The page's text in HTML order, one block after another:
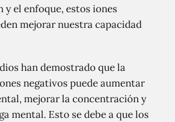
y el enfoque, estos iones
mejorar nuestra capacidad
han demostrado que la
negativos puede aumentar
mejorar la concentración y
mental. Esto se debe a que los